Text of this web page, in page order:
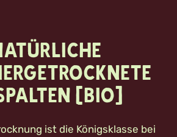
(Bio)
ist die Königsklasse bei